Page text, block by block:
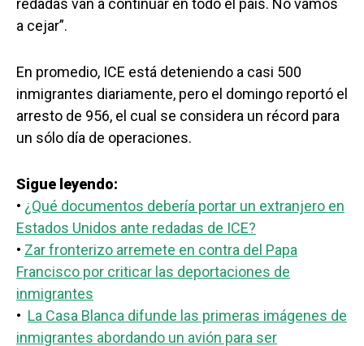
redadas van a continuar en todo el país. No vamos
a cejar”.
En promedio, ICE está deteniendo a casi 500
inmigrantes diariamente, pero el domingo reportó el
arresto de 956, el cual se considera un récord para
un sólo día de operaciones.
Sigue leyendo:
• ¿Qué documentos debería portar un extranjero en
Estados Unidos ante redadas de ICE?
• Zar fronterizo arremete en contra del Papa
Francisco por criticar las deportaciones de
inmigrantes
• La Casa Blanca difunde las primeras imágenes de
inmigrantes abordando un avión para ser